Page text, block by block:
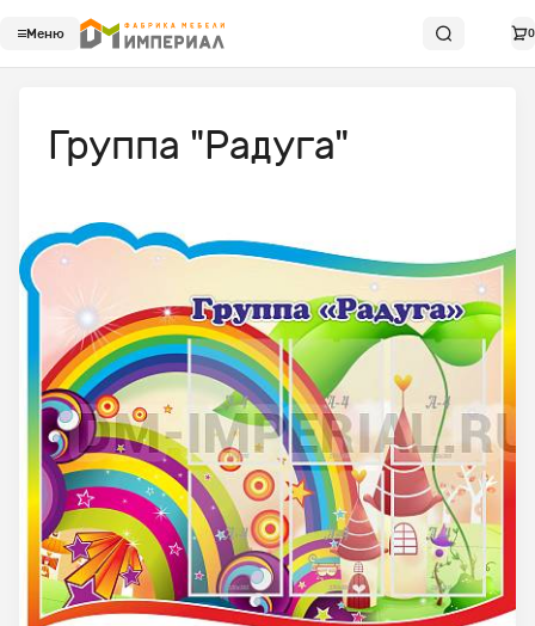
Меню 0
Группа "Радуга"